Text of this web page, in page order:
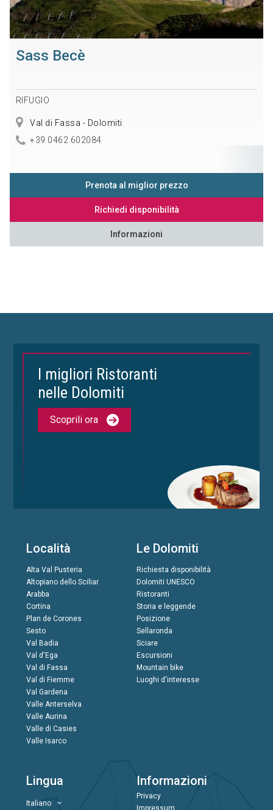
Sass Becè
RIFUGIO
Val di Fassa - Dolomiti
+39 0462 602084
Prenota al miglior prezzo
Richiedi disponibilità
Informazioni
I migliori Ristoranti
nelle Dolomiti
Scoprili ora
Località
Alta Val Pusteria
Altopiano dello Sciliar
Arabba
Cortina
Plan de Corones
Sesto
Val Badia
Val d'Ega
Val di Fassa
Val di Fiemme
Val Gardena
Valle Anterselva
Valle Aurina
Valle di Casies
Valle Isarco
Le Dolomiti
Richiesta disponibilità
Dolomiti UNESCO
Ristoranti
Storia e leggende
Posizione
Sellaronda
Sciare
Escursioni
Mountain bike
Luoghi d'interesse
Lingua
Italiano
Informazioni
Privacy